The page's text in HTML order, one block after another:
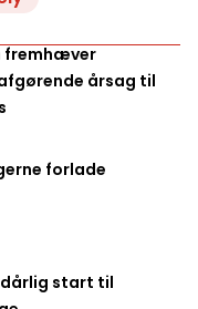
fremhæver
årsag til
forlade
dårlig start til